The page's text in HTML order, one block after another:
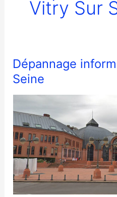
Vitry Sur
Dépannage
Seine